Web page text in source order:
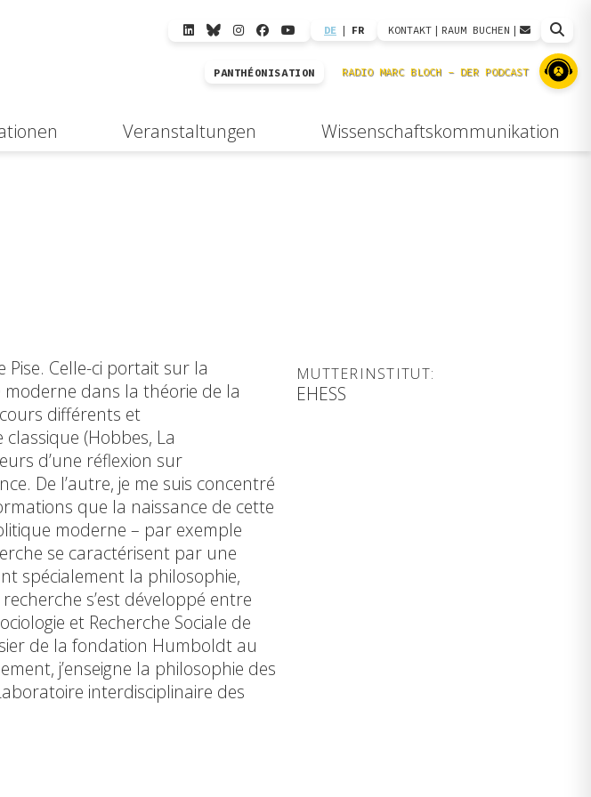
DE | FR KONTAKT | RAUM BUCHEN |
PANTHÉONISATION
Veranstaltungen Wissenschaftskommunikation
Pise. Celle-ci portait sur la
dans la théorie de la
différents et
(Hobbes, La
d’une réflexion sur
De l’autre, je me suis concentré
que la naissance de cette
moderne – par exemple
se caractérisent par une
spécialement la philosophie,
s’est développé entre
et Recherche Sociale de
de la fondation Humboldt au
j’enseigne la philosophie des
interdisciplinaire des
MUTTERINSTITUT:
EHESS